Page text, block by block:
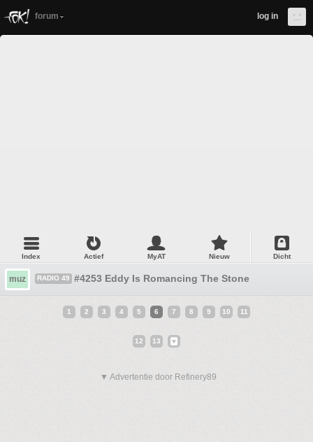
forum log in
Index Actief MyAT Nieuw Dicht
muz RADIO 49 #4253 Eddy Is Romancing The Stone
1 2 3 4 5 6 7 8 9 10 11
12 13
▼ Advertentie door Refinery89